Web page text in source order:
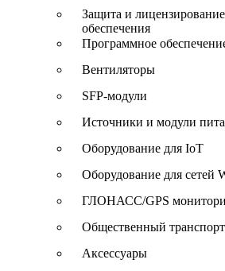
Защита и
обеспечения
Программное
Вентиляторы
SFP-модули
Источники и модули
Оборудование для IoT
Оборудование для сетей
ГЛОНАСС/GPS
Общественный транспорт
Аксессуары